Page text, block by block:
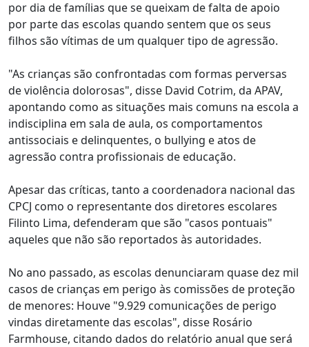
por dia de famílias que se queixam de falta de apoio
por parte das escolas quando sentem que os seus
filhos são vítimas de um qualquer tipo de agressão.
"As crianças são confrontadas com formas perversas
de violência dolorosas", disse David Cotrim, da APAV,
apontando como as situações mais comuns na escola a
indisciplina em sala de aula, os comportamentos
antissociais e delinquentes, o bullying e atos de
agressão contra profissionais de educação.
Apesar das críticas, tanto a coordenadora nacional das
CPCJ como o representante dos diretores escolares
Filinto Lima, defenderam que são "casos pontuais"
aqueles que não são reportados às autoridades.
No ano passado, as escolas denunciaram quase dez mil
casos de crianças em perigo às comissões de proteção
de menores: Houve "9.929 comunicações de perigo
vindas diretamente das escolas", disse Rosário
Farmhouse, citando dados do relatório anual que será